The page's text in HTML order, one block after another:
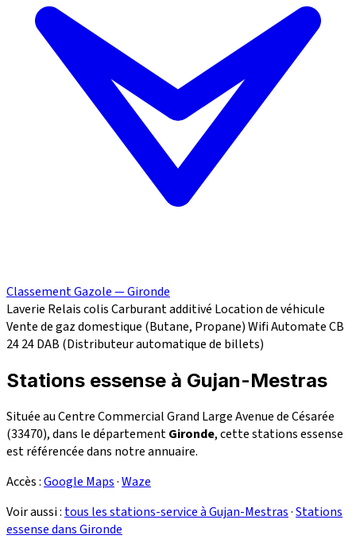
Classement Gazole — Gironde
Laverie Relais colisCarburant additivé Location de véhicule
Vente de gaz domestique (Butane, Propane)WifiAutomate CB
2424DAB (Distributeur automatique de billets)
Stations essense à Gujan-Mestras
Située au Centre Commercial Grand Large Avenue de Césarée
(33470), dans le départementGironde, cette stations essense
est référencée dans notre annuaire.
Accès :Google Maps·Waze
Voir aussi : tous les stations-service à Gujan-Mestras·Stations
essense dans Gironde